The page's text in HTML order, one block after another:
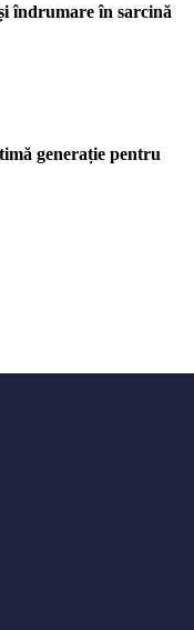
îndrumare în sarcină
generație pentru